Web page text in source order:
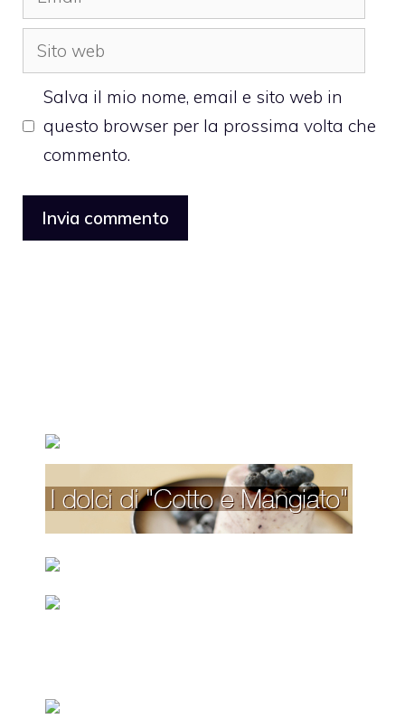
Sito
web
Salva il mio nome, email e sito web in
questo browser per la prossima volta che
commento.